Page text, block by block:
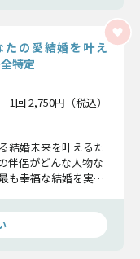
の愛結婚を叶え
特定
1回 2,750円（税込）
結婚未来を叶えるた
伴侶がどんな人物な
も幸福な結婚を実現